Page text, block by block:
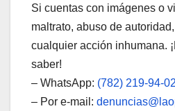
Si cuentas con imágenes o
maltrato, abuso de
cualquier acción inhumana.
saber!
– WhatsApp: (782) 219-94-02
– Por e-mail: